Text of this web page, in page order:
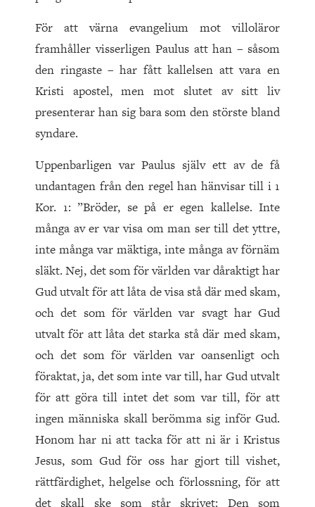
För att värna evangelium mot villoläror
framhåller visserligen Paulus att han – såsom
den ringaste – har fått kallelsen att vara en
Kristi apostel, men mot slutet av sitt liv
presenterar han sig bara som den störste bland
syndare.
Uppenbarligen var Paulus själv ett av de få
undantagen från den regel han hänvisar till i 1
Kor. 1: ”Bröder, se på er egen kallelse. Inte
många av er var visa om man ser till det yttre,
inte många var mäktiga, inte många av förnäm
släkt. Nej, det som för världen var dåraktigt har
Gud utvalt för att låta de visa stå där med skam,
och det som för världen var svagt har Gud
utvalt för att låta det starka stå där med skam,
och det som för världen var oansenligt och
föraktat, ja, det som inte var till, har Gud utvalt
för att göra till intet det som var till, för att
ingen människa skall berömma sig inför Gud.
Honom har ni att tacka för att ni är i Kristus
Jesus, som Gud för oss har gjort till vishet,
rättfärdighet, helgelse och förlossning, för att
det skall ske som står skrivet: Den som